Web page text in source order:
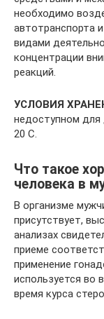
необходимо
автотранспорта
видами
концентрации
реакций.
УСЛОВИЯ
недоступном для
20 С.
Что такое
человека в
В организме
присутствует,
анализах
приеме
применение
используется во
время курса